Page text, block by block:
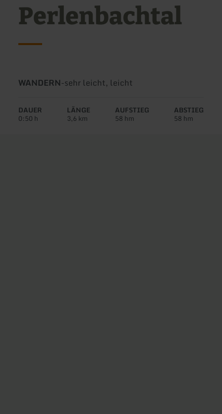
Perlenbachtal
Art
Tour:
WANDERN-Schwierigkeit:
sehr leicht, leicht
DAUER
0:50 h
LÄNGE
3,6 km
AUFSTIEG
58 hm
ABSTIEG
58 hm